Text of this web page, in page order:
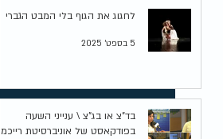
לחגוג את הגוף בלי המבט הגברי
5 בספט׳ 2025
בד"צ או בג"צ \ ענייני השעה
בפודקאסט של אוניברסיטת רייכמן